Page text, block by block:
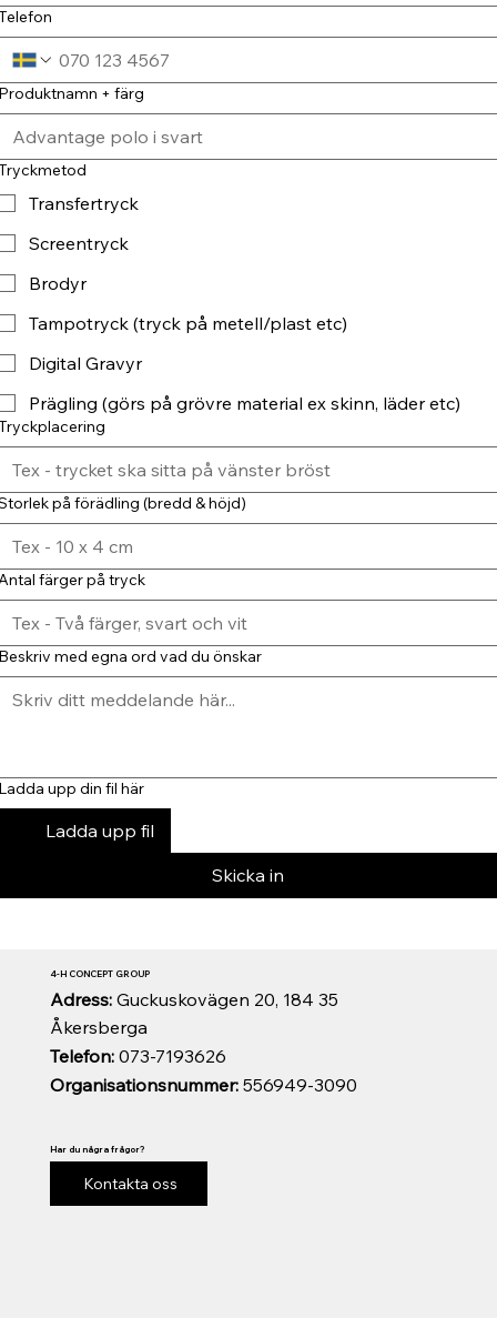
+ färg
Transfertryck
Screentryck
Brodyr
Tampotryck (tryck på metell/plast etc)
Digital Gravyr
Prägling (görs på grövre material ex skinn, läder etc)
på förädling (bredd & höjd)
färger på tryck
med egna ord vad du önskar
upp din fil här
Ladda upp fil
Skicka in
Organisationsnummer:556949-3090
Telefon:073-7193626
Adress: Guckuskovägen 20, 184 35
Åkersberga
4-H CONCEPT GROUP
Har du några frågor?
Kontakta oss